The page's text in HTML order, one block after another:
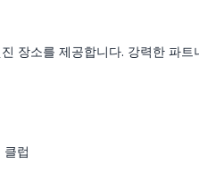
장소를 제공합니다. 강력한 파
럽